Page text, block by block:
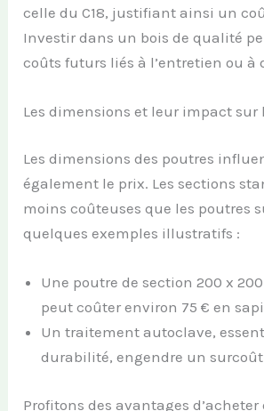
celle du C18, justifiant ainsi un
Investir dans un bois de qualité
coûts futurs liés à l’entretien ou à
Les dimensions et leur impact sur
Les dimensions des poutres
également le prix. Les sections
moins coûteuses que les poutres
quelques exemples illustratifs :
Une poutre de section 200 x
peut coûter environ 75 € en
Un traitement autoclave,
durabilité, engendre un surcoût
Profitons des avantages